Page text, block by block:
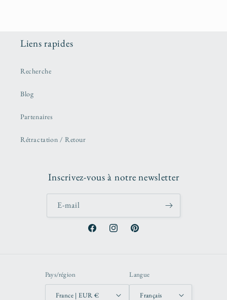
Liens rapides
Recherche
Blog
Partenaires
Rétractation / Retour
Inscrivez-vous à notre newsletter
E-mail
FacebookInstagramPinterest
Pays/région
France | EUR €
Langue
Français